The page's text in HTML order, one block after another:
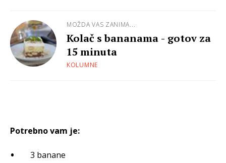
MOŽDA VAS ZANIMA...
Kolač s bananama - gotov za
15 minuta
KOLUMNE
Potrebno vam je:
3 banane